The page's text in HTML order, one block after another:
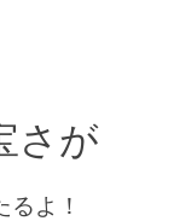
さが
よ！